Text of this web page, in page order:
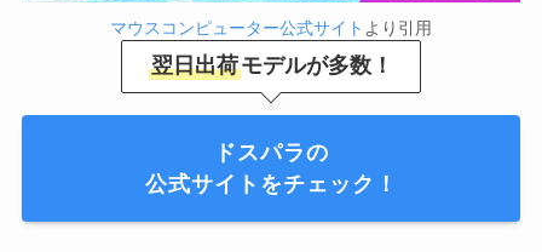
マウスコンピューター公式サイト より引用
翌日出荷モデルが多数！
ドスパラの
公式サイトをチェック！